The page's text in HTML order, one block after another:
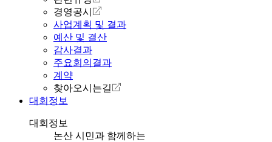
경영공시
사업계획 및 결과
예산 및 결산
감사결과
주요회의결과
계약
찾아오시는길
대회정보
대회정보
논산 시민과 함께하는